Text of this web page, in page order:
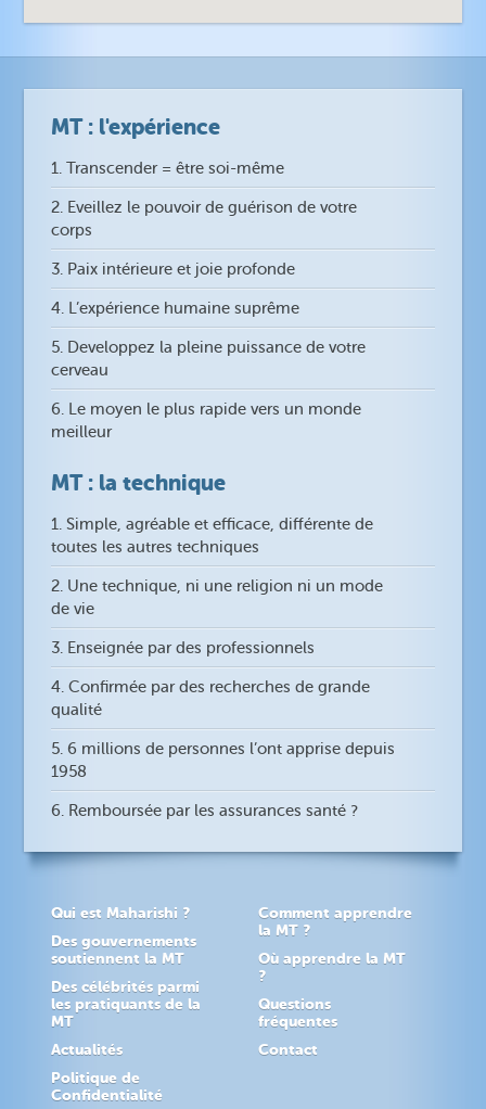
MT : l'expérience
1. Transcender = être soi-même
2. Eveillez le pouvoir de guérison de votre
corps
3. Paix intérieure et joie profonde
4. L’expérience humaine suprême
5. Developpez la pleine puissance de votre
cerveau
6. Le moyen le plus rapide vers un monde
meilleur
MT : la technique
1. Simple, agréable et efficace, différente de
toutes les autres techniques
2. Une technique, ni une religion ni un mode
de vie
3. Enseignée par des professionnels
4. Confirmée par des recherches de grande
qualité
5. 6 millions de personnes l’ont apprise depuis
1958
6. Remboursée par les assurances santé ?
Qui est Maharishi ?
Des gouvernements
soutiennent la MT
Des célébrités parmi
les pratiquants de la
MT
Actualités
Politique de
Confidentialité
Comment apprendre
la MT ?
Où apprendre la MT
?
Questions
fréquentes
Contact